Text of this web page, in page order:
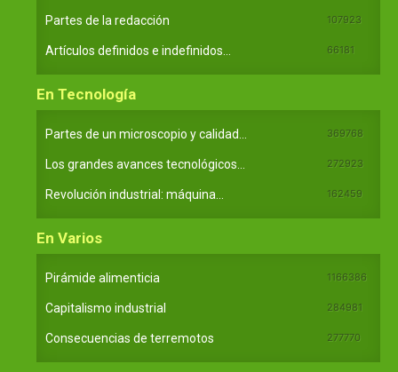
Partes de la redacción 107923
Artículos definidos e indefinidos... 66181
En Tecnología
Partes de un microscopio y calidad... 369768
Los grandes avances tecnológicos... 272923
Revolución industrial: máquina... 162459
En Varios
Pirámide alimenticia 1166386
Capitalismo industrial 284981
Consecuencias de terremotos 277770